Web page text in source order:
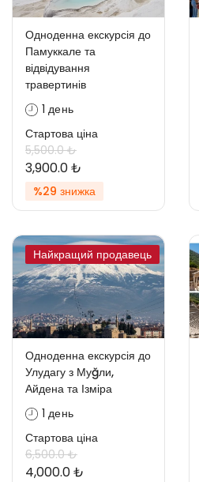
Одноденна екскурсія до
Памуккале та
відвідування
травертинів
1 день
Стартова ціна
5,500.0 ₺
3,900.0 ₺
%29 знижка
Найкращий продавець
Одноденна екскурсія до
Улудагу з Муğли,
Айдена та Ізміра
1 день
Стартова ціна
6,500.0 ₺
4,000.0 ₺